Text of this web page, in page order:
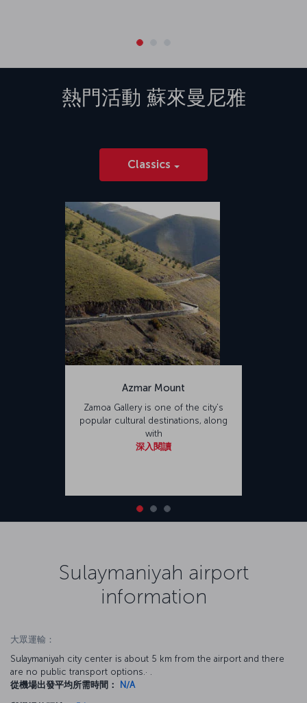
熱門活動 蘇來曼尼雅
Classics
Azmar Mount
Zamoa Gallery is one of the city’s
popular cultural destinations, along
with
深入閱讀
Sulaymaniyah airport
information
大眾運輸：
Sulaymaniyah city center is about 5 km from the airport and there
are no public transport options.· .
從機場出發平均所需時間：
N/A